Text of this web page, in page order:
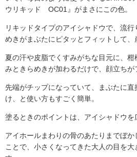
ウリキッド OC01』がまさにこの色。
リキッドタイプのアイシャドウで、流
めきがまぶたにピタッとフィットして、
夏の汗や皮脂でくすみがちな目元に、
みときらめきが加わるだけで、顔立ちが
先端がチップになっていて、まぶたに
け、と使い方もすごく簡単。
塗るときのポイントは、アイシャドウを
アイホールまわりの骨のあたりまでぼ
ことで、小さくなってきた大人の目を大